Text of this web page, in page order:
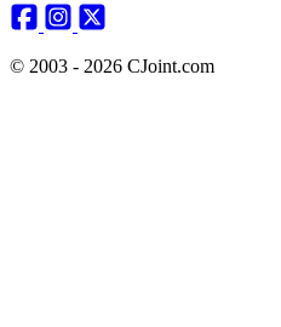
© 2003 - 2026 CJoint.com